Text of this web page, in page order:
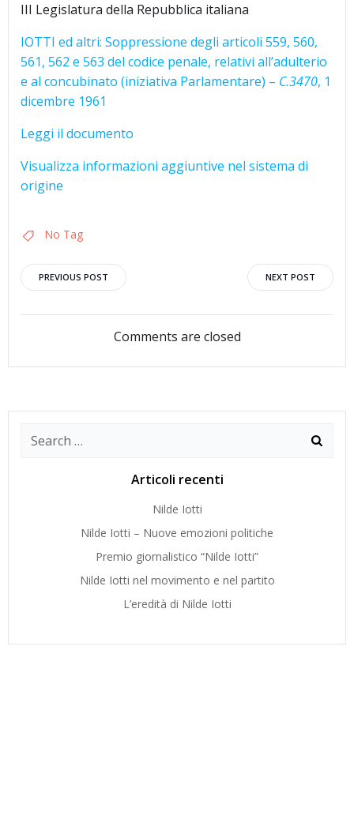
III Legislatura della Repubblica italiana
IOTTI ed altri: Soppressione degli articoli 559, 560,
561, 562 e 563 del codice penale, relativi all’adulterio
e al concubinato (iniziativa Parlamentare) – C.3470, 1
dicembre 1961
Leggi il documento
Visualizza informazioni aggiuntive nel sistema di
origine
No Tag
Navigazione
articoli
PREVIOUS POST
articoli
NEXT POST
Comments are closed
Search
Articoli recenti
Nilde Iotti
Nilde Iotti – Nuove emozioni politiche
Premio giornalistico “Nilde Iotti”
Nilde Iotti nel movimento e nel partito
L’eredità di Nilde Iotti